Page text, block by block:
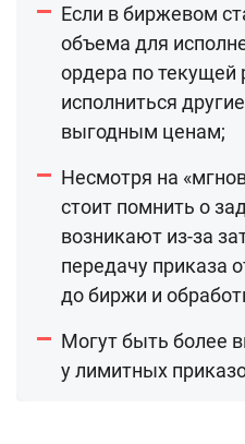
Если в биржевом
объема для
ордера по текущей
исполниться
выгодным ценам;
Несмотря на
стоит помнить о
возникают из-за
передачу приказа
до биржи и
Могут быть более
у лимитных